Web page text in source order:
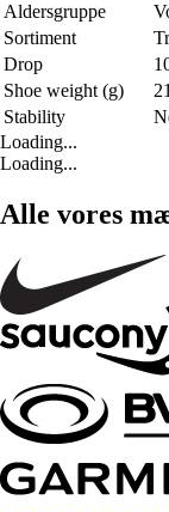
Aldersgruppe
Sortiment
Drop
Shoe weight (g)
Stability
Loading...
Loading...
Alle vores